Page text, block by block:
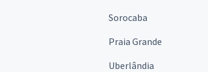
Sorocaba
Praia Grande
Uberlândia